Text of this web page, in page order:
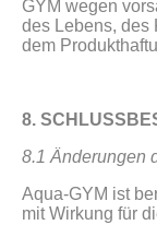
GYM wegen
des Lebens, des
dem
8.
8.1 Änderungen
Aqua-GYM ist
mit Wirkung für